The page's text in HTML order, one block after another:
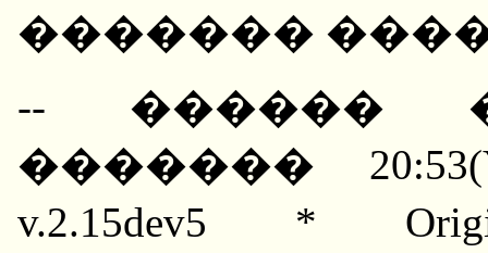
�������
-- ������
�������
v.2.15dev5 *